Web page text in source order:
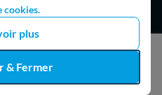
cookies.
plus
& Fermer
devis gratuit
4,9/5
Google